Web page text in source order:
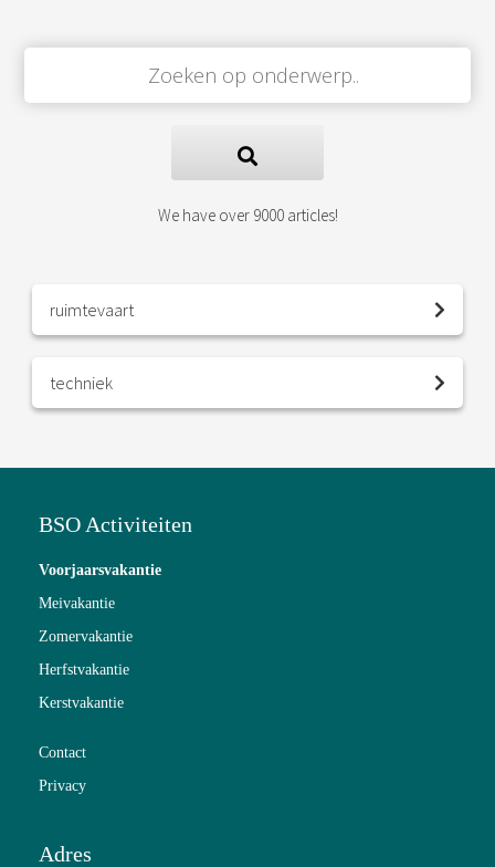
We have over 9000 articles!
ruimtevaart
techniek
BSO Activiteiten
Voorjaarsvakantie
Meivakantie
Zomervakantie
Herfstvakantie
Kerstvakantie
Contact
Privacy
Adres